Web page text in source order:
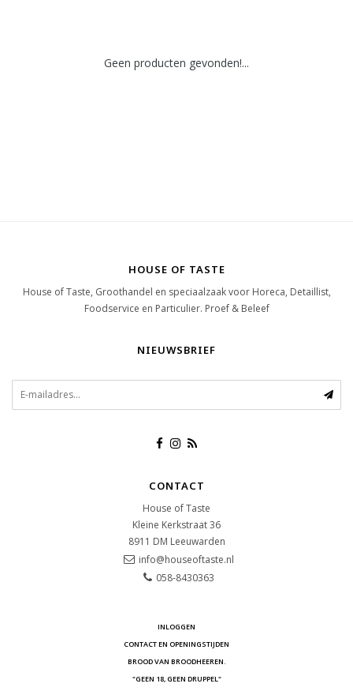
Geen producten gevonden!...
HOUSE OF TASTE
House of Taste, Groothandel en speciaalzaak voor Horeca, Detaillist,
Foodservice en Particulier. Proef & Beleef
NIEUWSBRIEF
CONTACT
House of Taste
Kleine Kerkstraat 36
8911 DM Leeuwarden
info@houseoftaste.nl
058-8430363
INLOGGEN
CONTACT EN OPENINGSTIJDEN
BROOD VAN BROODHEEREN.
"GEEN 18, GEEN DRUPPEL"